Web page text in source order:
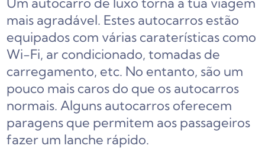
mais agradável. Estes autocarros estão
equipados com várias caraterísticas como
Wi-Fi, ar condicionado, tomadas de
carregamento, etc. No entanto, são um
pouco mais caros do que os autocarros
normais. Alguns autocarros oferecem
paragens que permitem aos passageiros
fazer um lanche rápido.